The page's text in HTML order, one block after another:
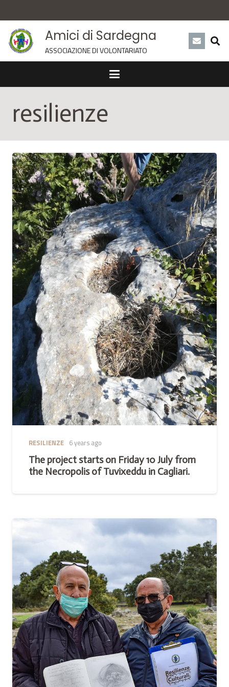
Amici di Sardegna
ASSOCIAZIONE DI VOLONTARIATO
resilienze
RESILIENZE 6 years ago
The project starts on Friday 10 July from
the Necropolis of Tuvixeddu in Cagliari.